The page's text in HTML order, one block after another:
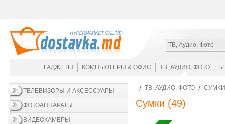
ТВ, Аудио, Фото
ГАДЖЕТЫ КОМПЬЮТЕРЫ & ОФИС ТВ, АУДИО, ФОТО
ТЕЛЕВИЗОРЫ И АКСЕССУАРЫ
ФОТОАППАРАТЫ
ВИДЕОКАМЕРЫ
ТВ, АУДИО, ФОТО СУМКИ
Сумки (49)